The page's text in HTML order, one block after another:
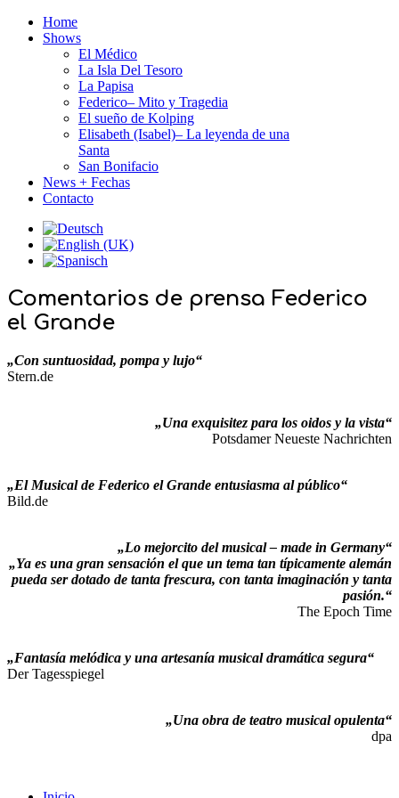
Home
Shows
El Médico
La Isla Del Tesoro
La Papisa
Federico– Mito y Tragedia
El sueño de Kolping
Elisabeth (Isabel)– La leyenda de una
Santa
San Bonifacio
News + Fechas
Contacto
Comentarios de prensa Federico
el Grande
„Con suntuosidad, pompa y lujo“
Stern.de
„Una exquisitez para los oidos y la vista“
Potsdamer Neueste Nachrichten
„El Musical de Federico el Grande entusiasma al público“
Bild.de
„Lo mejorcito del musical – made in Germany“
„Ya es una gran sensación el que un tema tan típicamente alemán
pueda ser dotado de tanta frescura, con tanta imaginación y tanta
pasión.“
The Epoch Time
„Fantasía melódica y una artesanía musical dramática segura“
Der Tagesspiegel
„Una obra de teatro musical opulenta“
dpa